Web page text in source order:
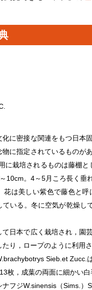
化に密接な関連をもつ日本
物に指定されているものが
に栽培されるものは藤棚
10cm。4～5月ころ長く垂
花は美しい紫色で藤色と
ている。冬に空気が乾燥
日本で広く栽培され，園
り，ロープのように利用さ
. brachybotrysSieb.et Zucc.
枚，成葉の両面に細かい
ナフジW.sinensis （Sims.